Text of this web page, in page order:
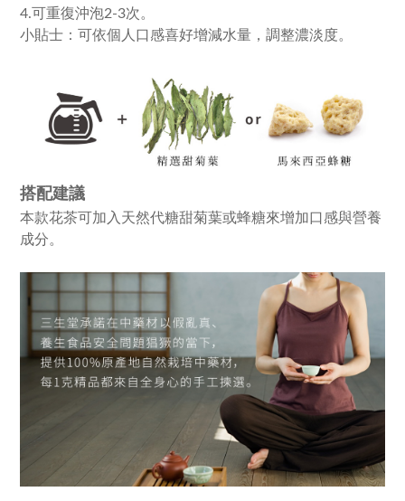
4.可重復沖泡2-3次。
小貼士：可依個人口感喜好增減水量，調整濃淡度。
搭配建議
本款花茶可加入天然代糖甜菊葉或蜂糖來增加口感與營養
成分。